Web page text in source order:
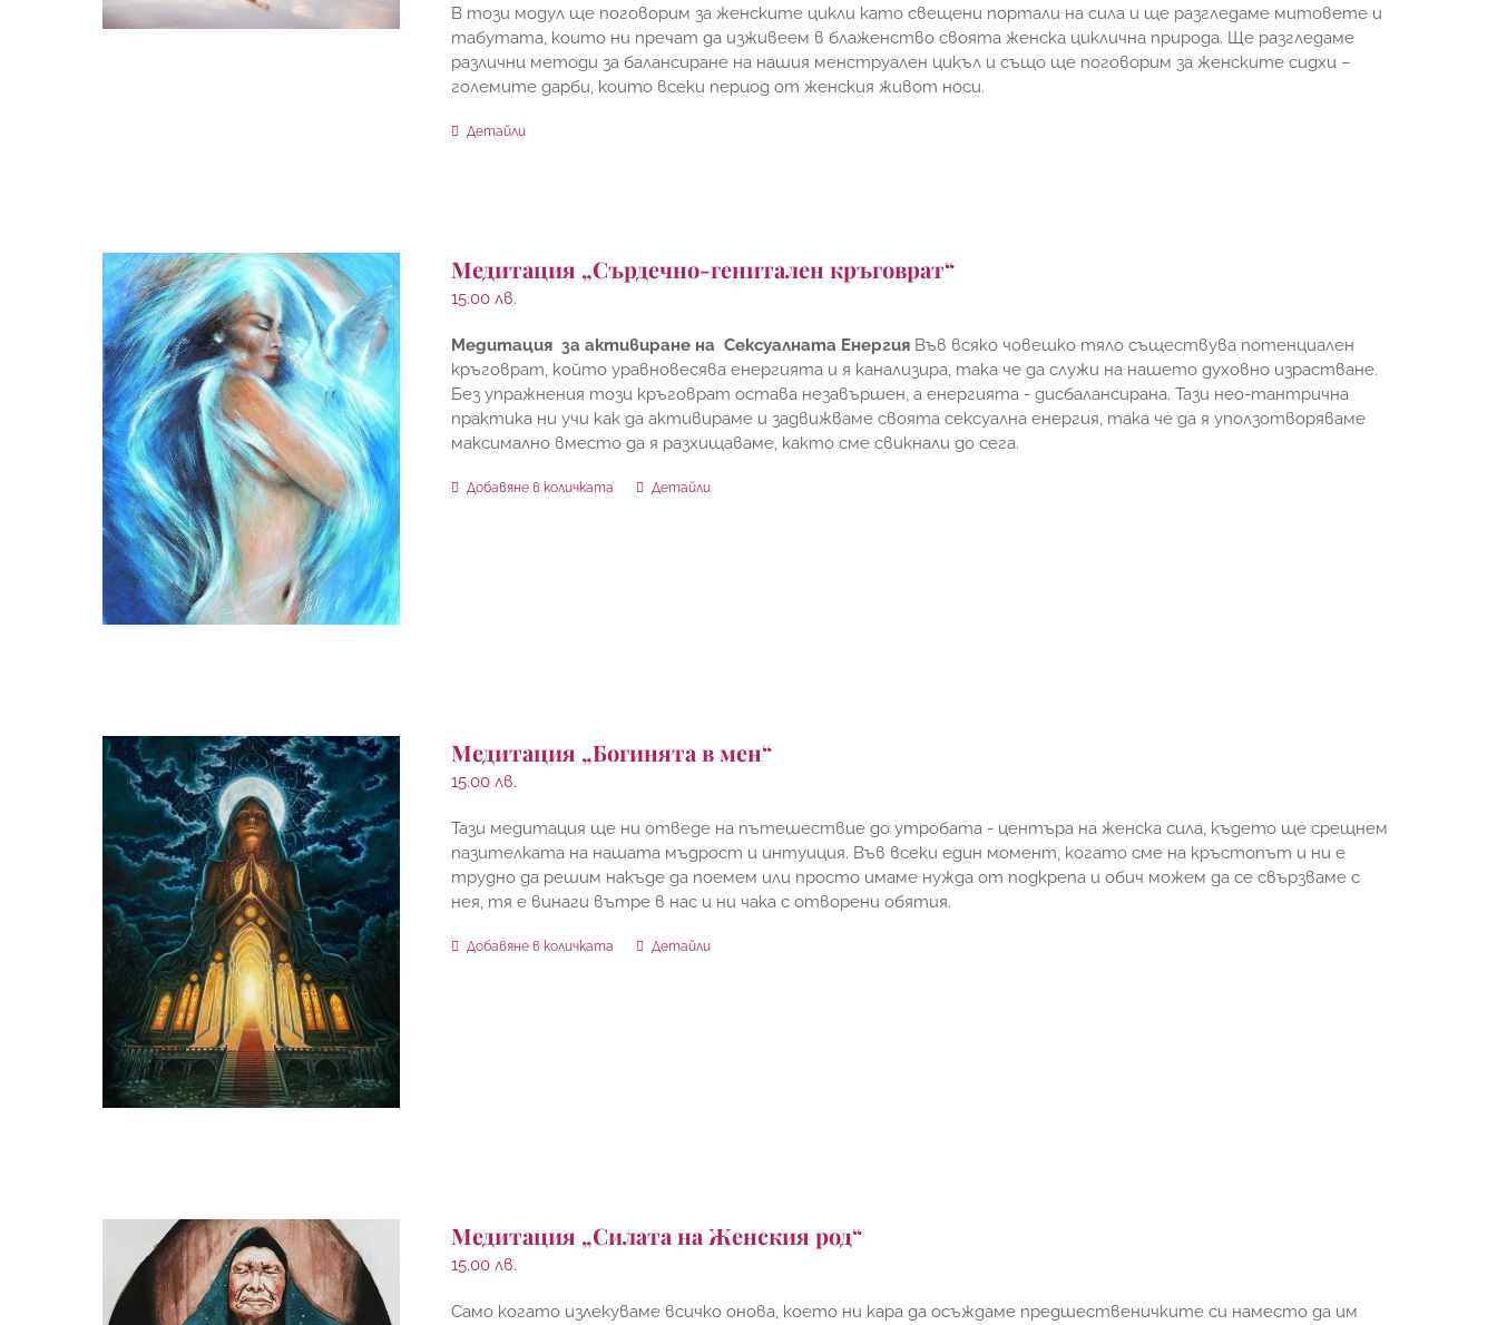
В този модул ще поговорим за женските цикли като свещени портали на сила и ще разгледаме митовете и
табутата, които ни пречат да изживеем в блаженство своята женска циклична природа. Ще разгледаме
различни методи за балансиране на нашия менструален цикъл и също ще поговорим за женските сидхи –
големите дарби, които всеки период от женския живот носи.
Детайли
Медитация „Сърдечно-генитален кръговрат“
15.00лв.
Медитация за активиране на Сексуалната Енергия Във всяко човешко тяло съществува потенциален
кръговрат, който уравновесява енергията и я канализира, така че да служи на нашето духовно израстване.
Без упражнения този кръговрат остава незавършен, а енергията - дисбалансирана. Тази нео-тантрична
практика ни учи как да активираме и задвижваме своята сексуална енергия, така че да я уползотворяваме
максимално вместо да я разхищаваме, както сме свикнали до сега.
Добавяне в количката Детайли
Медитация „Богинята в мен“
15.00лв.
Тази медитация ще ни отведе на пътешествие до утробата - центъра на женска сила, където ще срещнем
пазителката на нашата мъдрост и интуиция. Във всеки един момент, когато сме на кръстопът и ни е
трудно да решим накъде да поемем или просто имаме нужда от подкрепа и обич можем да се свързваме с
нея, тя е винаги вътре в нас и ни чака с отворени обятия.
Добавяне в количката Детайли
Медитация „Силата на Женския род“
15.00лв.
Само когато излекуваме всичко онова, което ни кара да осъждаме предшественичките си наместо да им